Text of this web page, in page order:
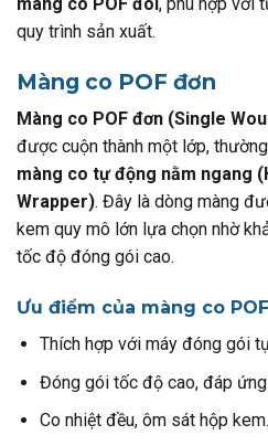
quy trình sản xuất.
Màng co POF đơn
Màng co POF đơn (Single
được cuộn thành một lớp,
màng co tự động nằm ngang
Wrapper). Đây là dòng màng
kem quy mô lớn lựa chọn nhờ
tốc độ đóng gói cao.
Ưu điểm của màng co
Thích hợp với máy đóng gói
Đóng gói tốc độ cao, đáp
Co nhiệt đều, ôm sát hộp kem.